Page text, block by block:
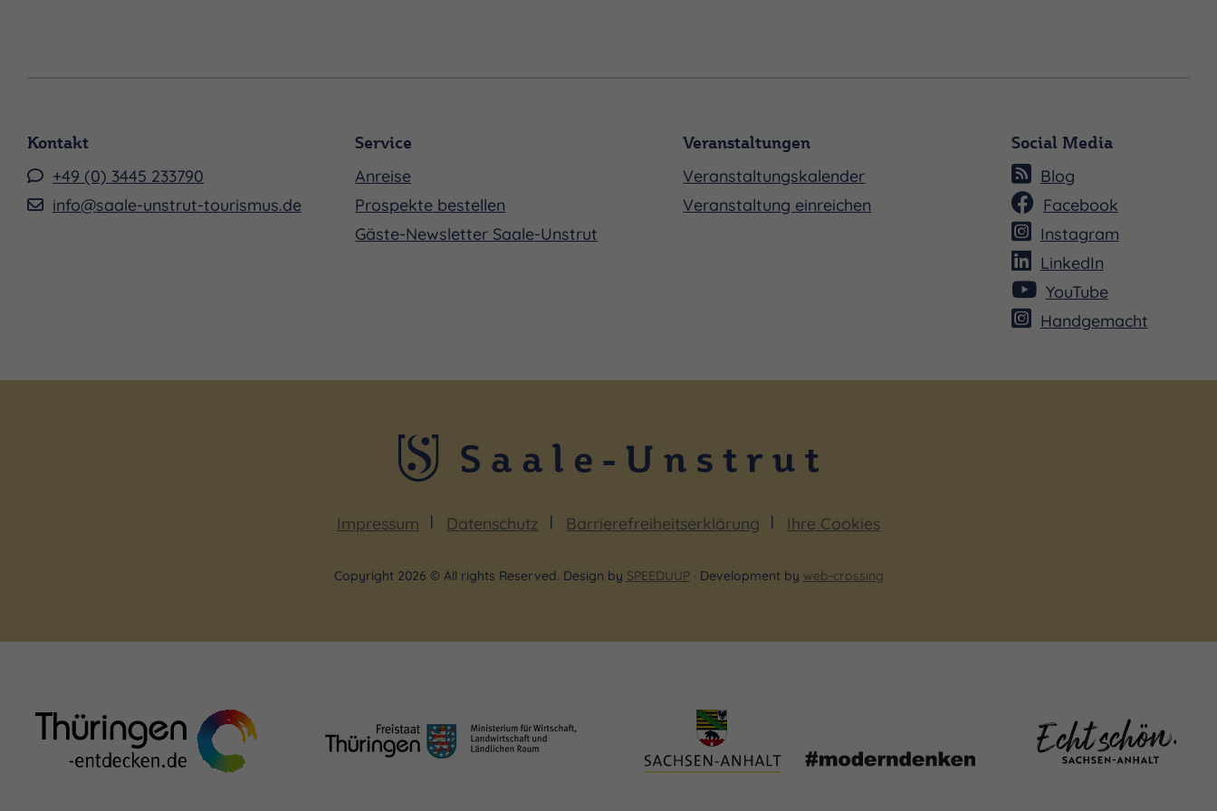
Sonntag 03.01.2027, 14:00 - 16:00 Uhr
Sonntag 10.01.2027, 14:00 - 16:00 Uhr
Sonntag 17.01.2027, 14:00 - 16:00 Uhr
Sonntag 21.02.2027, 14:00 - 16:00 Uhr
Sonntag 28.02.2027, 14:00 - 16:00 Uhr
Sonntag 21.03.2027, 14:00 - 16:00 Uhr
Sonntag 18.04.2027, 14:00 - 16:00 Uhr
Sonntag 25.04.2027, 14:00 - 16:00 Uhr
Kontakt
+49 (0) 3445 233790
info@saale-unstrut-tourismus.de
Service
Anreise
Prospekte bestellen
Gäste-Newsletter Saale-Unstrut
Veranstaltungen
Veranstaltungskalender
Veranstaltung einreichen
Social Media
Blog
Facebook
Instagram
LinkedIn
YouTube
Handgemacht
Impressum Datenschutz Barrierefreiheitserklärung Ihre Cookies
Copyright 2026 © All rights Reserved. Design by SPEEDUUP· Development by web-crossing